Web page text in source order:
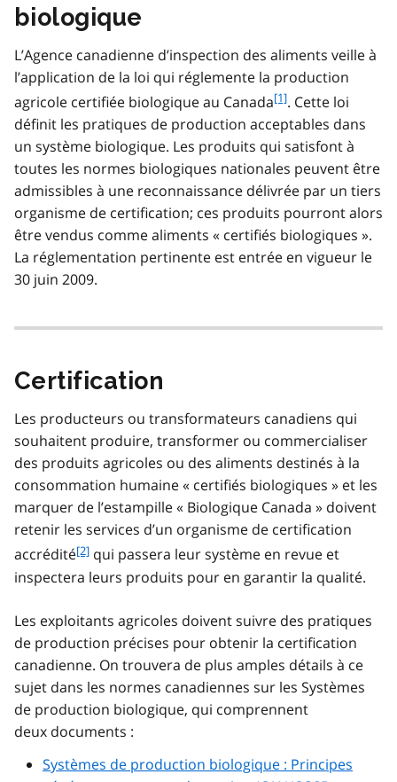
biologique
L’Agence canadienne d’inspection des aliments veille à
l’application de la loi qui réglemente la production
agricole certifiée biologique au Canadaf
o
t
n
o
t
[1]. Cette loi
définit les pratiques de production acceptables dans
un système biologique. Les produits qui satisfont à
toutes les normes biologiques nationales peuvent être
admissibles à une reconnaissance délivrée par un tiers
organisme de certification; ces produits pourront alors
être vendus comme aliments « certifiés biologiques ».
La réglementation pertinente est entrée en vigueur le
30 juin 2009.
Certification
Les producteurs ou transformateurs canadiens qui
souhaitent produire, transformer ou commercialiser
des produits agricoles ou des aliments destinés à la
consommation humaine « certifiés biologiques » et les
marquer de l’estampille « Biologique Canada » doivent
retenir les services d’un organisme de certification
accréditéf
o
n
o
t
2
[2] qui passera leur système en revue et
inspectera leurs produits pour en garantir la qualité.
Les exploitants agricoles doivent suivre des pratiques
de production précises pour obtenir la certification
canadienne. On trouvera de plus amples détails à ce
sujet dans les normes canadiennes sur les Systèmes
de production biologique, qui comprennent
deux documents :
Systèmes de production biologique : Principes